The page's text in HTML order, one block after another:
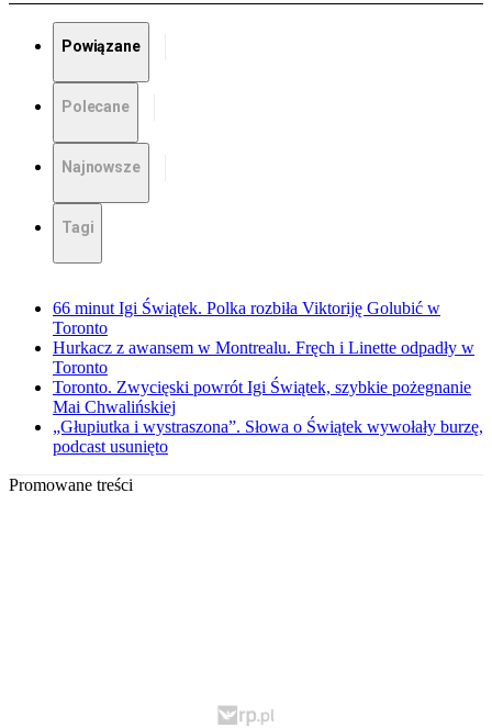
Powiązane
Polecane
Najnowsze
Tagi
66 minut Igi Świątek. Polka rozbiła Viktoriję Golubić w
Toronto
Hurkacz z awansem w Montrealu. Fręch i Linette odpadły w
Toronto
Toronto. Zwycięski powrót Igi Świątek, szybkie pożegnanie
Mai Chwalińskiej
„Głupiutka i wystraszona”. Słowa o Świątek wywołały burzę,
podcast usunięto
Promowane treści